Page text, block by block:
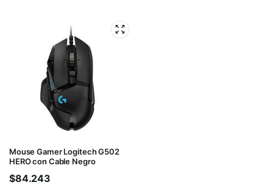
Mouse Gamer Logitech G502
HERO con Cable Negro
$84.243